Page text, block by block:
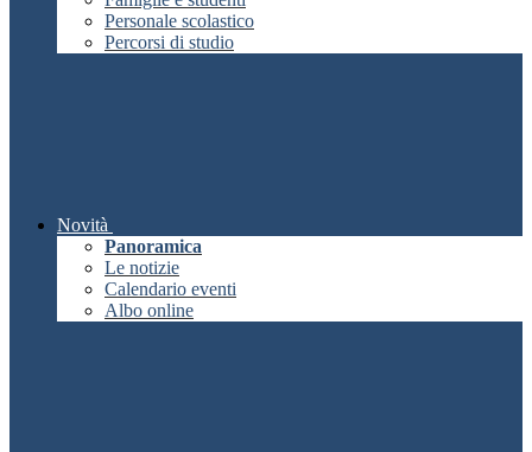
Personale scolastico
Percorsi di studio
Novità
Panoramica
Le notizie
Calendario eventi
Albo online